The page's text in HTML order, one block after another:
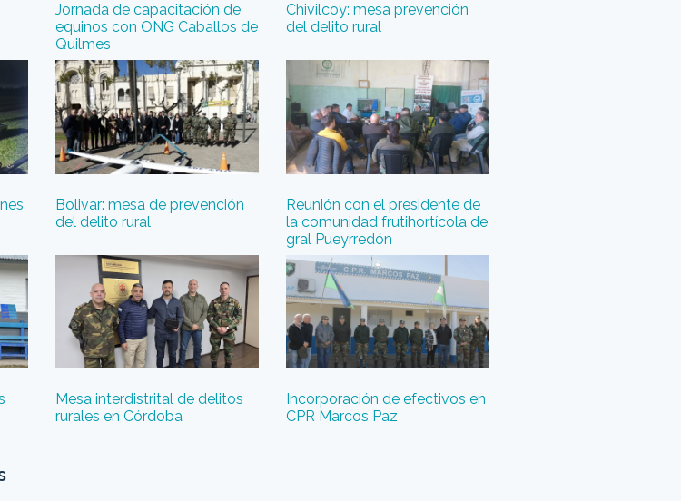
Jornada de capacitación de
equinos con ONG Caballos de
Quilmes
Chivilcoy: mesa prevención
del delito rural
Bolivar: mesa de prevención
del delito rural
Reunión con el presidente de
la comunidad frutihortícola de
gral Pueyrredón
Mesa interdistrital de delitos
rurales en Córdoba
Incorporación de efectivos en
CPR Marcos Paz